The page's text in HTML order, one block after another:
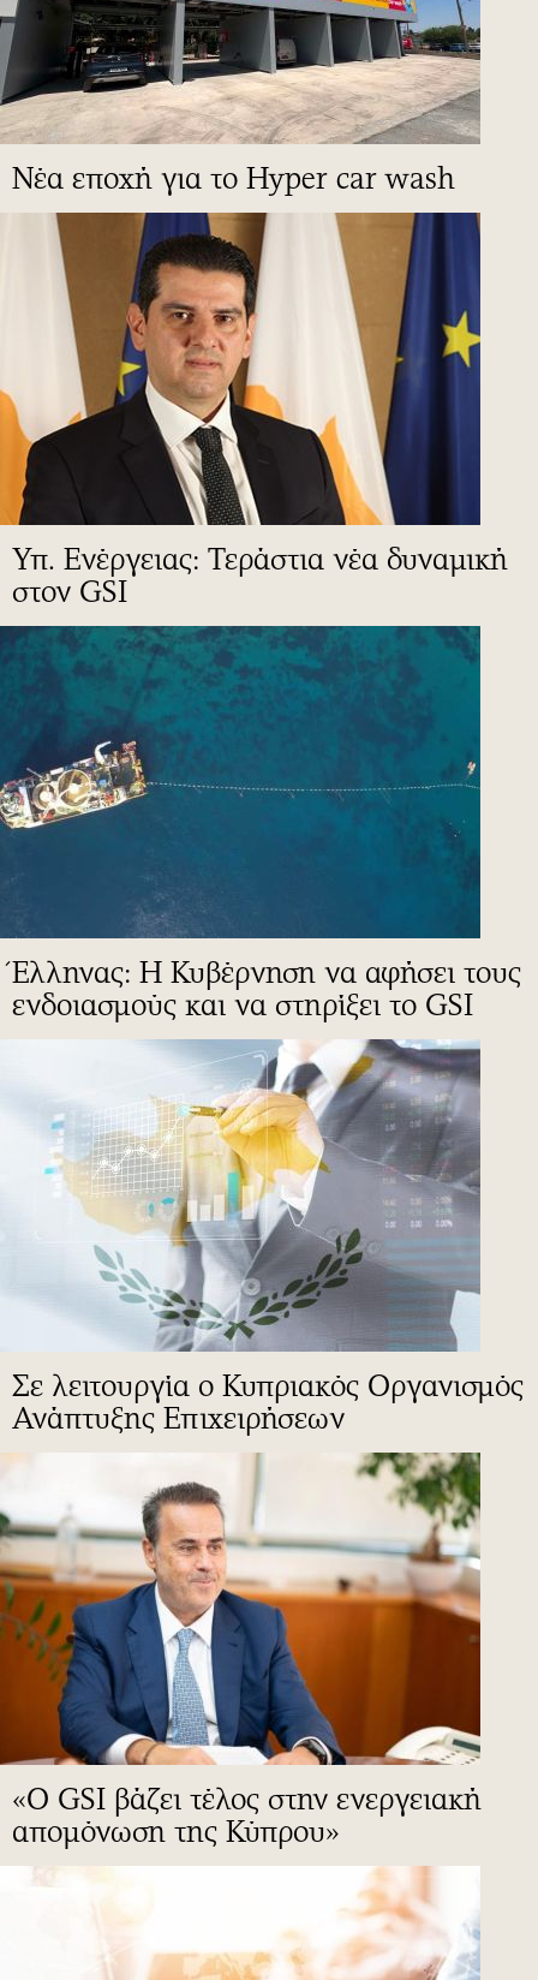
Νέα εποχή για το Hyper car wash
Υπ. Ενέργειας: Τεράστια νέα δυναμική
στον GSI
Έλληνας: Η Κυβέρνηση να αφήσει τους
ενδοιασμούς και να στηρίξει το GSI
Σε λειτουργία ο Κυπριακός Οργανισμός
Ανάπτυξης Επιχειρήσεων
«Ο GSI βάζει τέλος στην ενεργειακή
απομόνωση της Κύπρου»